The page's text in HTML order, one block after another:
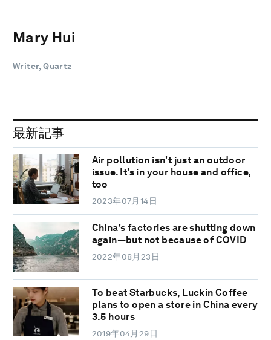
Mary Hui
Writer, Quartz
最新記事
Air pollution isn't just an outdoor
issue. It's in your house and office,
too
2023年07月14日
China's factories are shutting down
again—but not because of COVID
2022年08月23日
To beat Starbucks, Luckin Coffee
plans to open a store in China every
3.5 hours
2019年04月29日